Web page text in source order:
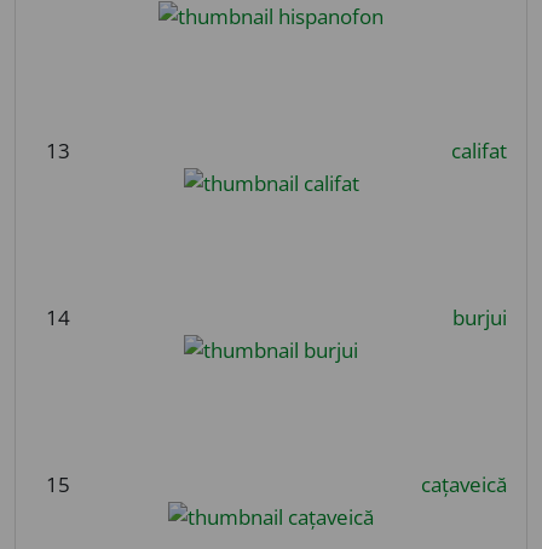
13 califat
14 burjui
15 cațaveică